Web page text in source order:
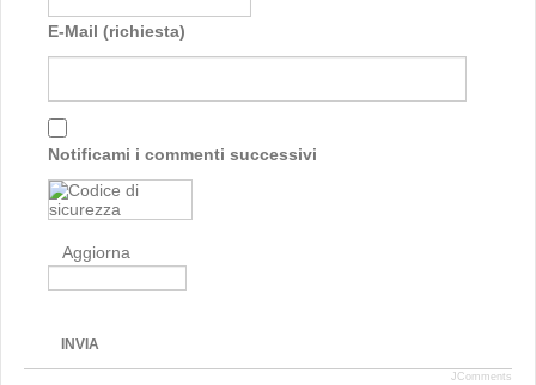
E-Mail (richiesta)
Notificami i commenti successivi
Aggiorna
INVIA
JComments